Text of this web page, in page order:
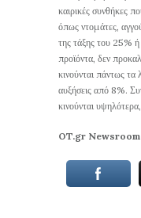
καιρικές συνθήκες
όπως ντομάτες,
της τάξης του 25%
προϊόντα, δεν
κινούνται πάντως τα
αυξήσεις από 8%.
κινούνται
OT.gr Newsroom